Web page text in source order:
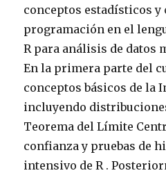
conceptos estadísticos y
programación en el
R para análisis de datos
En la primera parte del
conceptos básicos de la
incluyendo
Teorema del Límite
confianza y pruebas de
intensivo de R .